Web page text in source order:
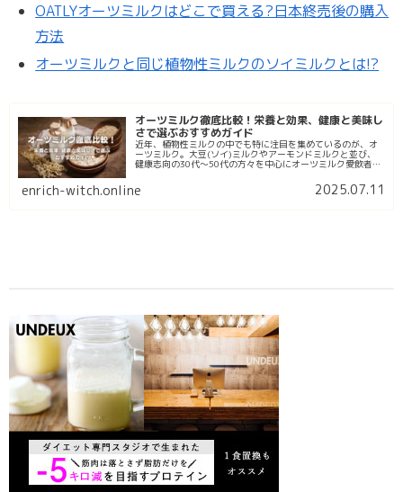
OATLYオーツミルクはどこで買える?日本終売後の購入
方法
オーツミルクと同じ植物性ミルクのソイミルクとは!?
オーツミルク徹底比較！栄養と効果、健康と美味し
さで選ぶおすすめガイド
近年、植物性ミルクの中でも特に注目を集めているのが、オ
ーツミルク。大豆(ソイ)ミルクやアーモンドミルクと並び、
健康志向の30代〜50代の方々を中心にオーツミルク愛飲者が
enrich-witch.online 2025.07.11